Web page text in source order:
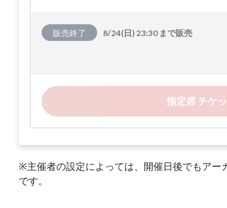
販売終了 8/24(日) 23:30 まで販売
指定席 チケ
※主催者の設定によっては、開催日後でもアー
です。